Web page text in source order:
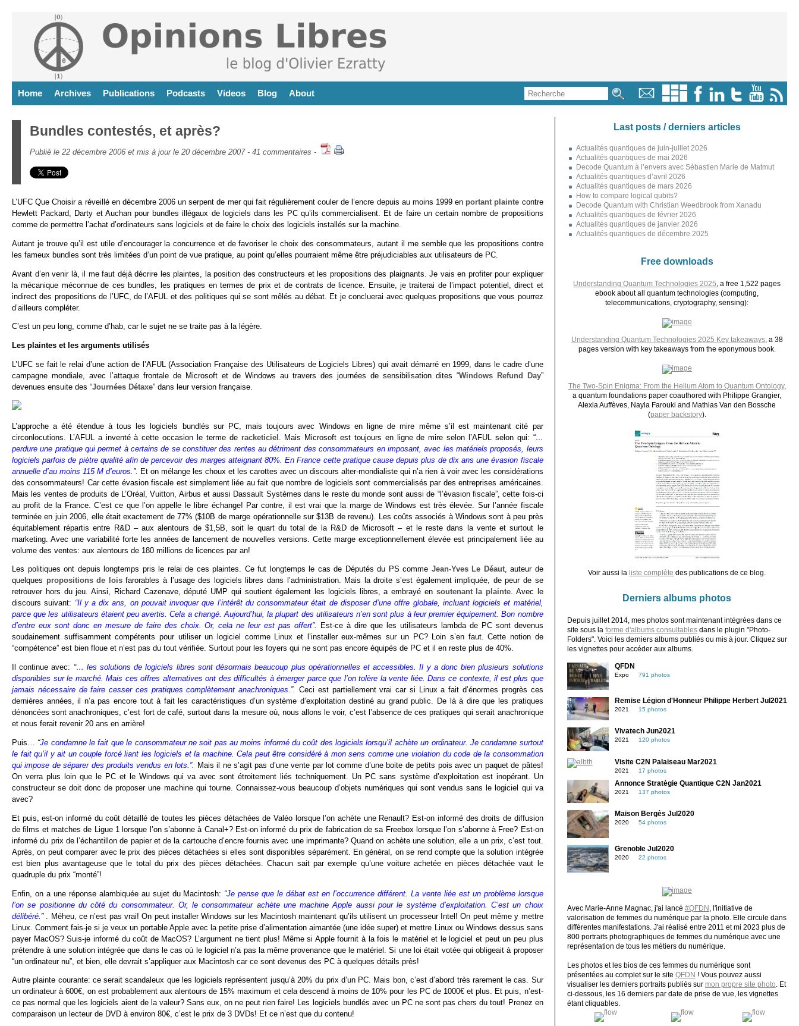
Home Archives Publications Podcasts Videos Blog About
Bundles contestés, et après?
Publié le 22 décembre 2006 et mis à jour le 20 décembre 2007 - 41 commentaires -
L’UFC Que Choisir a réveillé en décembre 2006 un serpent de mer qui fait régulièrement couler de l’encre depuis au moins 1999 en portant plainte contre
Hewlett Packard, Darty et Auchan pour bundles illégaux de logiciels dans les PC qu’ils commercialisent. Et de faire un certain nombre de propositions
comme de permettre l’achat d’ordinateurs sans logiciels et de faire le choix des logiciels installés sur la machine.
Autant je trouve qu’il est utile d’encourager la concurrence et de favoriser le choix des consommateurs, autant il me semble que les propositions contre
les fameux bundles sont très limitées d’un point de vue pratique, au point qu’elles pourraient même être préjudiciables aux utilisateurs de PC.
Avant d’en venir là, il me faut déjà décrire les plaintes, la position des constructeurs et les propositions des plaignants. Je vais en profiter pour expliquer
la mécanique méconnue de ces bundles, les pratiques en termes de prix et de contrats de licence. Ensuite, je traiterai de l’impact potentiel, direct et
indirect des propositions de l’UFC, de l’AFUL et des politiques qui se sont mêlés au débat. Et je concluerai avec quelques propositions que vous pourrez
d’ailleurs compléter.
C’est un peu long, comme d’hab, car le sujet ne se traite pas à la légère.
Les plaintes et les arguments utilisés
L’UFC se fait le relai d’une action de l’AFUL (Association Française des Utilisateurs de Logiciels Libres) qui avait démarré en 1999, dans le cadre d’une
campagne mondiale, avec l’attaque frontale de Microsoft et de Windows au travers des journées de sensibilisation dites “Windows Refund Day”
devenues ensuite des “Journées Détaxe” dans leur version française.
L’approche a été étendue à tous les logiciels bundlés sur PC, mais toujours avec Windows en ligne de mire même s’il est maintenant cité par
circonlocutions. L’AFUL a inventé à cette occasion le terme de racketiciel . Mais Microsoft est toujours en ligne de mire selon l’AFUL selon qui: “…
perdure une pratique qui permet à certains de se constituer des rentes au détriment des consommateurs en imposant, avec les matériels proposés, leurs
logiciels parfois de piètre qualité afin de percevoir des marges atteignant 80%. En France cette pratique cause depuis plus de dix ans une évasion fiscale
annuelle d’au moins 115 M d’euros .”. Et on mélange les choux et les carottes avec un discours alter-mondialiste qui n’a rien à voir avec les considérations
des consommateurs! Car cette évasion fiscale est simplement liée au fait que nombre de logiciels sont commercialisés par des entreprises américaines.
Mais les ventes de produits de L’Oréal, Vuitton, Airbus et aussi Dassault Systèmes dans le reste du monde sont aussi de “l’évasion fiscale”, cette fois-ci
au profit de la France. C’est ce que l’on appelle le libre échange! Par contre, il est vrai que la marge de Windows est très élevée. Sur l’année fiscale
terminée en juin 2006, elle était exactement de 77% ($10B de marge opérationnelle sur $13B de revenu). Les coûts associés à Windows sont à peu près
équitablement répartis entre R&D – aux alentours de $1,5B, soit le quart du total de la R&D de Microsoft – et le reste dans la vente et surtout le
marketing. Avec une variabilité forte les années de lancement de nouvelles versions. Cette marge exceptionnellement élevée est principalement liée au
volume des ventes: aux alentours de 180 millions de licences par an!
Les politiques ont depuis longtemps pris le relai de ces plaintes. Ce fut longtemps le cas de Députés du PS comme Jean-Yves Le Déaut, auteur de
quelques propositions de loisfarorables à l’usage des logiciels libres dans l’administration. Mais la droite s’est également impliquée, de peur de se
retrouver hors du jeu. Ainsi, Richard Cazenave, député UMP qui soutient également les logiciels libres, a embrayé en soutenant la plainte. Avec le
discours suivant: “Il y a dix ans, on pouvait invoquer que l’intérêt du consommateur était de disposer d’une offre globale, incluant logiciels et matériel,
parce que les utilisateurs étaient peu avertis. Cela a changé. Aujourd’hui, la plupart des utilisateurs n’en sont plus à leur premier équipement. Bon nombre
d’entre eux sont donc en mesure de faire des choix. Or, cela ne leur est pas offert”.
Est-ce à dire que les utilisateurs lambda de PC sont devenus
soudainement suffisamment compétents pour utiliser un logiciel comme Linux et l’installer eux-mêmes sur un PC? Loin s’en faut. Cette notion de
“compétence” est bien floue et n’est pas du tout vérifiée. Surtout pour les foyers qui ne sont pas encore équipés de PC et il en reste plus de 40%.
Il continue avec: “… les solutions de logiciels libres sont désormais beaucoup plus opérationnelles et accessibles. Il y a donc bien plusieurs solutions
disponibles sur le marché. Mais ces offres alternatives ont des difficultés à émerger parce que l’on tolère la vente liée. Dans ce contexte, il est plus que
jamais nécessaire de faire cesser ces pratiques complètement anachroniques.”.Ceci est partiellement vrai car si Linux a fait d’énormes progrès ces
dernières années, il n’a pas encore tout à fait les caractéristiques d’un système d’exploitation destiné au grand public. De là à dire que les pratiques
dénoncées sont anachroniques, c’est fort de café, surtout dans la mesure où, nous allons le voir, c’est l’absence de ces pratiques qui serait anachronique
et nous ferait revenir 20 ans en arrière!
Puis… “Je condamne le fait que le consommateur ne soit pas au moins informé du coût des logiciels lorsqu’il achète un ordinateur. Je condamne surtout
le fait qu’il y ait un couple forcé liant les logiciels et la machine. Cela peut être considéré à mon sens comme une violation du code de la consommation
qui impose de séparer des produits vendus en lots.”.
Mais il ne s’agit pas d’une vente par lot comme d’une boite de petits pois avec un paquet de pâtes!
On verra plus loin que le PC et le Windows qui va avec sont étroitement liés techniquement. Un PC sans système d’exploitation est inopérant. Un
constructeur se doit donc de proposer une machine qui tourne. Connaissez-vous beaucoup d’objets numériques qui sont vendus sans le logiciel qui va
avec?
Et puis, est-on informé du coût détaillé de toutes les pièces détachées de Valéo lorsque l’on achète une Renault? Est-on informé des droits de diffusion
de films et matches de Ligue 1 lorsque l’on s’abonne à Canal+? Est-on informé du prix de fabrication de sa Freebox lorsque l’on s’abonne à Free? Est-on
informé du prix de l’échantillon de papier et de la cartouche d’encre fournis avec une imprimante? Quand on achète une solution, elle a un prix, c’est tout.
Après, on peut comparer avec le prix des pièces détachées si elles sont disponibles séparément. En général, on se rend compte que la solution intégrée
est bien plus avantageuse que le total du prix des pièces détachées. Chacun sait par exemple qu’une voiture achetée en pièces détachée vaut le
quadruple du prix “monté”!
Enfin, on a une réponse alambiquée au sujet du Macintosh: “Je pense que le débat est en l’occurrence différent. La vente liée est un problème lorsque
l’on se positionne du côté du consommateur. Or, le consommateur achète une machine Apple aussi pour le système d’exploitation. C’est un choix
délibéré .”. Méheu, ce n’est pas vrai! On peut installer Windows sur les Macintosh maintenant qu’ils utilisent un processeur Intel! On peut même y mettre
Linux. Comment fais-je si je veux un portable Apple avec la petite prise d’alimentation aimantée (une idée super) et mettre Linux ou Windows dessus sans
payer MacOS? Suis-je informé du coût de MacOS? L’argument ne tient plus! Même si Apple fournit à la fois le matériel et le logiciel et peut un peu plus
prétendre à une solution intégrée que dans le cas où le logiciel n’a pas la même provenance que le matériel. Si une loi était votée qui obligeait à proposer
“un ordinateur nu”, et bien, elle devrait s’appliquer aux Macintosh car ce sont devenus des PC à quelques détails près!
Autre plainte courante: ce serait scandaleux que les logiciels représentent jusqu’à 20% du prix d’un PC. Mais bon, c’est d’abord très rarement le cas. Sur
un ordinateur à 600€, on est probablement aux alentours de 15% maximum et cela descend à moins de 10% pour les PC de 1000€ et plus. Et puis, n’est-
ce pas normal que les logiciels aient de la valeur? Sans eux, on ne peut rien faire! Les logiciels bundlés avec un PC ne sont pas chers du tout! Prenez en
comparaison un lecteur de DVD à environ 80€, c’est le prix de 3 DVDs! Et ce n’est que du contenu!
Last posts / derniers articles
Actualités quantiques de juin-juillet 2026
Actualités quantiques de mai 2026
Decode Quantum à l’envers avec Sébastien Marie de Matmut
Actualités quantiques d’avril 2026
Actualités quantiques de mars 2026
How to compare logical qubits?
Decode Quantum with Christian Weedbrook from Xanadu
Actualités quantiques de février 2026
Actualités quantiques de janvier 2026
Actualités quantiques de décembre 2025
Free downloads
Understanding Quantum Technologies 2025 , a free 1,522 pages
ebook about all quantum technologies (computing,
telecommunications, cryptography, sensing):
Understanding Quantum Technologies 2025 Key takeaways, a 38
pages version with key takeaways from the eponymous book.
The Two-Spin Enigma: From the Helium Atom to Quantum Ontology,
a quantum foundations paper coauthored with Philippe Grangier,
Alexia Auffèves, Nayla Farouki and Mathias Van den Bossche
(paper backstory).
Voir aussi la liste complète des publications de ce blog.
Derniers albums photos
Depuis juillet 2014, mes photos sont maintenant intégrées dans ce
site sous la forme d'albums consultablesdans le plugin "Photo-
Folders". Voici les derniers albums publiés ou mis à jour. Cliquez sur
les vignettes pour accéder aux albums.
QFDN
Expo 791 photos
Remise Légion d'Honneur Philippe Herbert Jul2021
2021 15 photos
Vivatech Jun2021
2021 120 photos
Visite C2N Palaiseau Mar2021
2021 17 photos
Annonce Stratégie Quantique C2N Jan2021
2021 137 photos
Maison Bergès Jul2020
2020 54 photos
Grenoble Jul2020
2020 22 photos
Avec Marie-Anne Magnac, j'ai lancé #QFDN , l'initiative de
valorisation de femmes du numérique par la photo. Elle circule dans
différentes manifestations. J'ai réalisé entre 2011 et mi 2023 plus de
800 portraits photographiques de femmes du numérique avec une
représentation de tous les métiers du numérique.
Les photos et les bios de ces femmes du numérique sont
présentées au complet sur le site QFDN ! Vous pouvez aussi
visualiser les derniers portraits publiés sur mon propre site photo. Et
ci-dessous, les 16 derniers par date de prise de vue, les vignettes
étant cliquables.